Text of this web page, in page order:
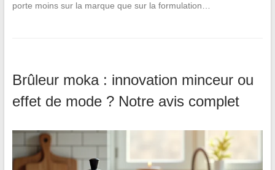
porte moins sur la marque que sur la formulation…
Brûleur moka : innovation minceur ou
effet de mode ? Notre avis complet